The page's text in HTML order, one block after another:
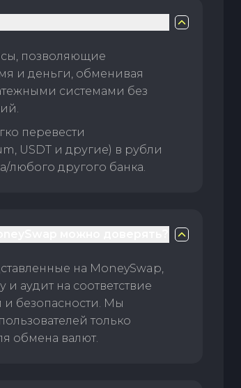
позволяющие
и деньги, обменивая
системами без
перевести
USDT и другие) в рубли
любого другого банка.
на MoneySwap,
аудит на соответствие
и безопасности. Мы
только
обмена валют.